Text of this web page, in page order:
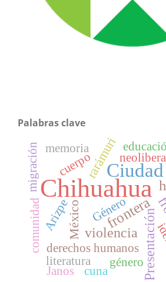
Palabras clave
Chihuahua
frontera
Presentación
violencia
México
rarámuri
Género
derechos humanos
comunidad
migración
género
cuerpo
memoria
literatura
Arizpe
cuna
Janos